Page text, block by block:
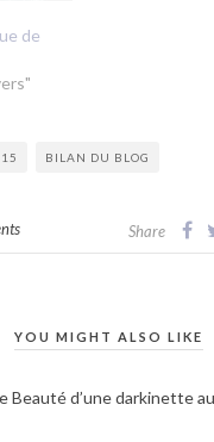
de
BILAN DU BLOG
Share
YOU MIGHT ALSO LIKE
Beauté d’une darkinette